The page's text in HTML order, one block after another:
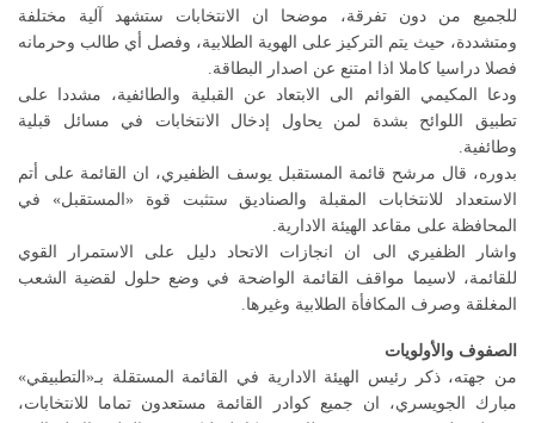
للجميع من دون تفرقة، موضحا ان الانتخابات ستشهد آلية مختلفة
ومتشددة، حيث يتم التركيز على الهوية الطلابية، وفصل أي طالب وحرمانه
فصلا دراسيا كاملا اذا امتنع عن اصدار البطاقة.
ودعا المكيمي القوائم الى الابتعاد عن القبلية والطائفية، مشددا على
تطبيق اللوائح بشدة لمن يحاول إدخال الانتخابات في مسائل قبلية
وطائفية.
بدوره، قال مرشح قائمة المستقبل يوسف الظفيري، ان القائمة على أتم
الاستعداد للانتخابات المقبلة والصناديق ستثبت قوة «المستقبل» في
المحافظة على مقاعد الهيئة الادارية.
واشار الظفيري الى ان انجازات الاتحاد دليل على الاستمرار القوي
للقائمة، لاسيما مواقف القائمة الواضحة في وضع حلول لقضية الشعب
المغلقة وصرف المكافأة الطلابية وغيرها.
الصفوف والأولويات
من جهته، ذكر رئيس الهيئة الادارية في القائمة المستقلة بـ«التطبيقي»
مبارك الجويسري، ان جميع كوادر القائمة مستعدون تماما للانتخابات،